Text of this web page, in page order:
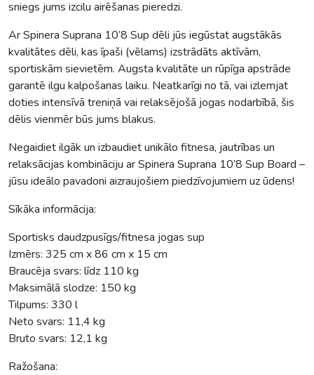
sniegs jums izcilu airēšanas pieredzi.
Ar Spinera Suprana 10’8 Sup dēli jūs iegūstat augstākās
kvalitātes dēli, kas īpaši (vēlams) izstrādāts aktīvām,
sportiskām sievietēm. Augsta kvalitāte un rūpīga apstrāde
garantē ilgu kalpošanas laiku. Neatkarīgi no tā, vai izlemjat
doties intensīvā treniņā vai relaksējošā jogas nodarbībā, šis
dēlis vienmēr būs jums blakus.
Negaidiet ilgāk un izbaudiet unikālo fitnesa, jautrības un
relaksācijas kombināciju ar Spinera Suprana 10’8 Sup Board –
jūsu ideālo pavadoni aizraujošiem piedzīvojumiem uz ūdens!
Sīkāka informācija:
Sportisks daudzpusīgs/fitnesa jogas sup
Izmērs: 325 cm x 86 cm x 15 cm
Braucēja svars: līdz 110 kg
Maksimālā slodze: 150 kg
Tilpums: 330 l
Neto svars: 11,4 kg
Bruto svars: 12,1 kg
Ražošana: